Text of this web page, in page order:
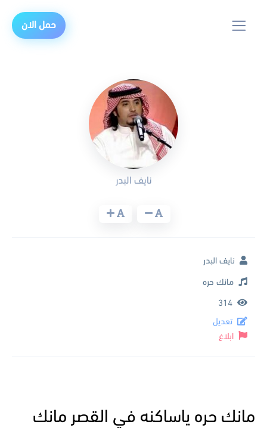
حمل الان
مانك حره ياساكنه في القصر مانك
نايف البدر
نايف البدر
مانك حره
314
تعديل
ابلاغ